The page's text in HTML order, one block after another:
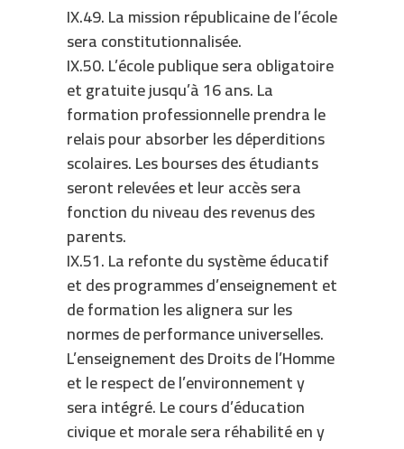
IX.49. La mission républicaine de l’école
sera constitutionnalisée.
IX.50. L’école publique sera obligatoire
et gratuite jusqu’à 16 ans. La
formation professionnelle prendra le
relais pour absorber les déperditions
scolaires. Les bourses des étudiants
seront relevées et leur accès sera
fonction du niveau des revenus des
parents.
IX.51. La refonte du système éducatif
et des programmes d’enseignement et
de formation les alignera sur les
normes de performance universelles.
L’enseignement des Droits de l’Homme
et le respect de l’environnement y
sera intégré. Le cours d’éducation
civique et morale sera réhabilité en y